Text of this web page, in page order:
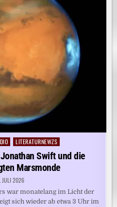
LITERATURNEWZS
Swift und die
Marsmonde
JULI 2026
war monatelang im Licht der
sich wieder ab etwa 3 Uhr im